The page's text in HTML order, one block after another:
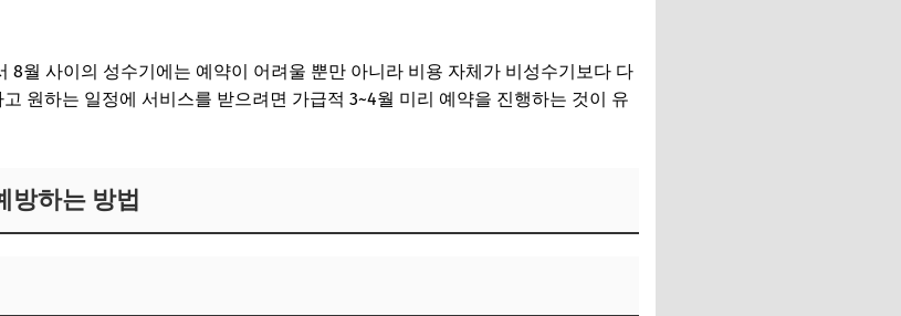
8월 사이의 성수기에는 예약이 어려울 뿐만 아니라 비용 자체가 비성수기보다 다
원하는 일정에 서비스를 받으려면 가급적 3~4월 미리 예약을 진행하는 것이 유
방하는 방법